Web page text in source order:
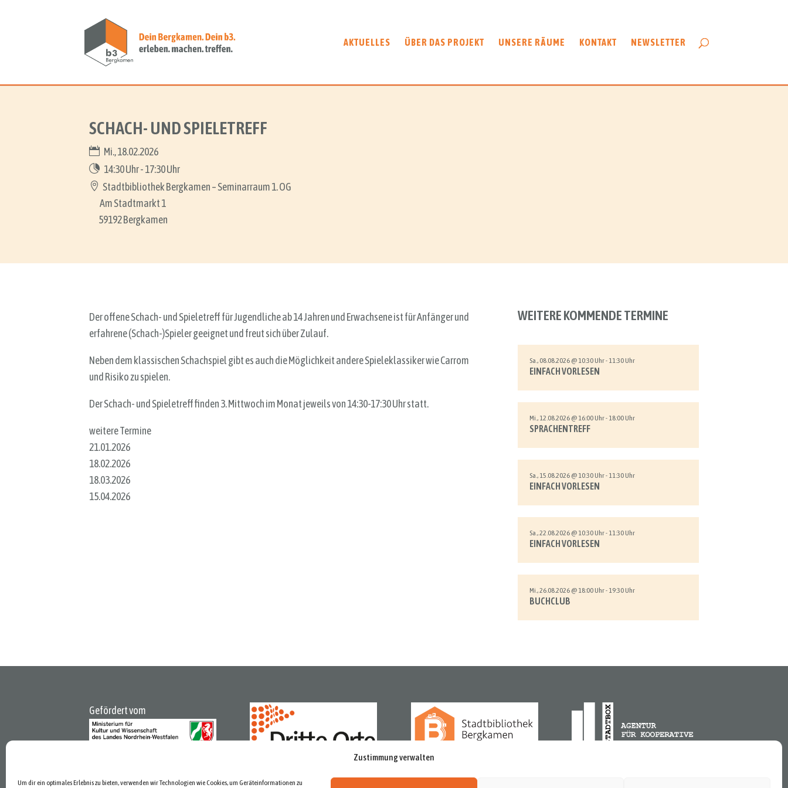
Zustimmung verwalten
Um dir ein optimales Erlebnis zu bieten, verwenden wir Technologien wie Cookies, um Geräteinformationen zu
AKTUELLES ÜBER DAS PROJEKT UNSERE RÄUME KONTAKT NEWSLETTER
SCHACH- UND SPIELETREFF
Mi., 18.02.2026
14:30 Uhr - 17:30 Uhr
Stadtbibliothek Bergkamen – Seminarraum 1. OG
Am Stadtmarkt 1
59192 Bergkamen
Der offene Schach- und Spieletreff für Jugendliche ab 14 Jahren und Erwachsene ist für Anfänger und
erfahrene (Schach-)Spieler geeignet und freut sich über Zulauf.
Neben dem klassischen Schachspiel gibt es auch die Möglichkeit andere Spieleklassiker wie Carrom
und Risiko zu spielen.
Der Schach- und Spieletreff finden 3. Mittwoch im Monat jeweils von 14:30-17:30 Uhr statt.
weitere Termine
21.01.2026
18.02.2026
18.03.2026
15.04.2026
WEITERE KOMMENDE TERMINE
Sa., 08.08.2026 @ 10:30 Uhr - 11:30 Uhr
EINFACH VORLESEN
Mi., 12.08.2026 @ 16:00 Uhr - 18:00 Uhr
SPRACHENTREFF
Sa., 15.08.2026 @ 10:30 Uhr - 11:30 Uhr
EINFACH VORLESEN
Sa., 22.08.2026 @ 10:30 Uhr - 11:30 Uhr
EINFACH VORLESEN
Mi., 26.08.2026 @ 18:00 Uhr - 19:30 Uhr
BUCHCLUB
Gefördert vom